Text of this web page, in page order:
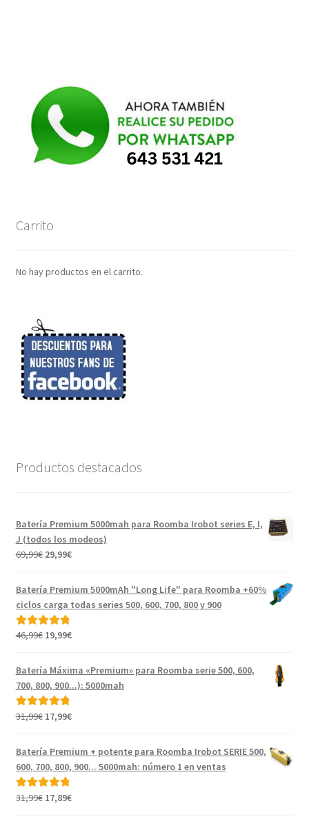
Carrito
No hay productos en el carrito.
Productos destacados
Batería Premium 5000mah para Roomba Irobot series E, I,
J (todos los modeos)
69,99€ El
original
69,99€.
29,99€El
actual
es:
Batería Premium 5000mAh "Long Life" para Roomba +60%
ciclos carga todas series 500, 600, 700, 800 y 900
Valorado con
46,99€ El
original
era:
46,99€.
19,99€El
actual
es:
Batería Máxima «Premium» para Roomba serie 500, 600,
700, 800, 900...): 5000mah
Valorado con
31,99€ El
original
era:
31,99€.
17,99€El
actual
es:
Batería Premium + potente para Roomba Irobot SERIE 500,
600, 700, 800, 900... 5000mah: número 1 en ventas
Valorado con
31,99€ El
17,89€El